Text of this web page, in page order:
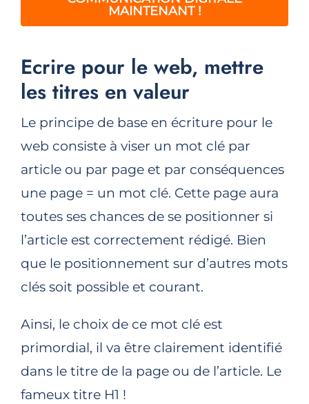
MAINTENANT !
Ecrire pour le web, mettre
les titres en valeur
Le principe de base en écriture pour le
web consiste à viser un mot clé par
article ou par page et par conséquences
une page = un mot clé. Cette page aura
toutes ses chances de se positionner si
l’article est correctement rédigé. Bien
que le positionnement sur d’autres mots
clés soit possible et courant.
Ainsi, le choix de ce mot clé est
primordial, il va être clairement identifié
dans le titre de la page ou de l’article. Le
fameux titre H1 !